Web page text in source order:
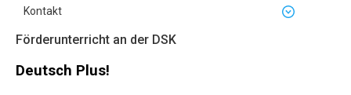
Kontakt
Förderunterricht an der DSK
Deutsch Plus!